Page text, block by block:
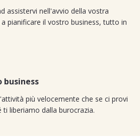
assistervi nell'avvio della vostra
pianificare il vostro business, tutto in
business
più velocemente che se ci provi
ti liberiamo dalla burocrazia.